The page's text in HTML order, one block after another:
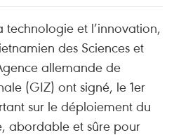
technologie et l’innovation,
des Sciences et
allemande de
(GIZ) ont signé, le 1er
sur le déploiement du
abordable et sûre pour